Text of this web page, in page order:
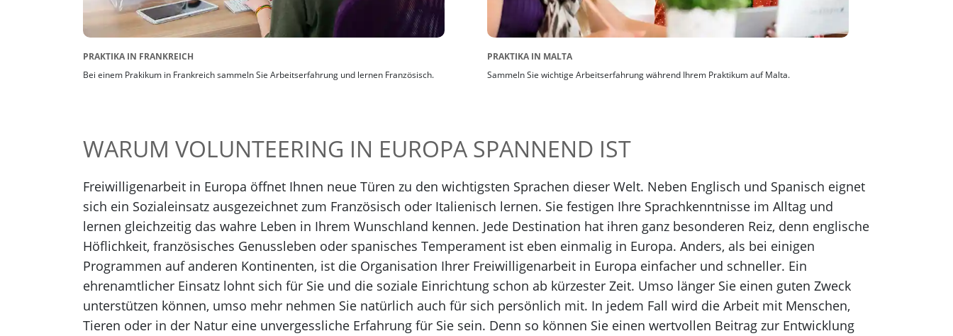
PRAKTIKA IN FRANKREICH
Bei einem Prakikum in Frankreich sammeln Sie Arbeitserfahrung und lernen Französisch.
PRAKTIKA IN MALTA
Sammeln Sie wichtige Arbeitserfahrung während Ihrem Praktikum auf Malta.
WARUM VOLUNTEERING IN EUROPA SPANNEND IST
Freiwilligenarbeit in Europa öffnet Ihnen neue Türen zu den wichtigsten Sprachen dieser Welt. Neben Englisch und Spanisch eignet
sich ein Sozialeinsatz ausgezeichnet zum Französisch oder Italienisch lernen. Sie festigen Ihre Sprachkenntnisse im Alltag und
lernen gleichzeitig das wahre Leben in Ihrem Wunschland kennen. Jede Destination hat ihren ganz besonderen Reiz, denn englische
Höflichkeit, französisches Genussleben oder spanisches Temperament ist eben einmalig in Europa. Anders, als bei einigen
Programmen auf anderen Kontinenten, ist die Organisation Ihrer Freiwilligenarbeit in Europa einfacher und schneller. Ein
ehrenamtlicher Einsatz lohnt sich für Sie und die soziale Einrichtung schon ab kürzester Zeit. Umso länger Sie einen guten Zweck
unterstützen können, umso mehr nehmen Sie natürlich auch für sich persönlich mit. In jedem Fall wird die Arbeit mit Menschen,
Tieren oder in der Natur eine unvergessliche Erfahrung für Sie sein. Denn so können Sie einen wertvollen Beitrag zur Entwicklung